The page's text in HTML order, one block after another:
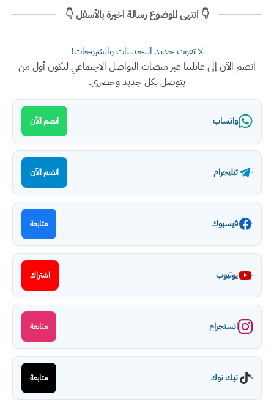
👇 انتهى الموضوع رسالة اخيرة بالأسفل 👇
لا تفوت جديد التحديثات والشروحات!
انضم الآن إلى عائلتنا عبر منصات التواصل الاجتماعي لتكون أول من
يتوصل بكل جديد وحصري.
واتساب انضم الآن
تيليجرام انضم الآن
فيسبوك متابعة
يوتيوب اشتراك
انستجرام متابعة
تيك توك متابعة